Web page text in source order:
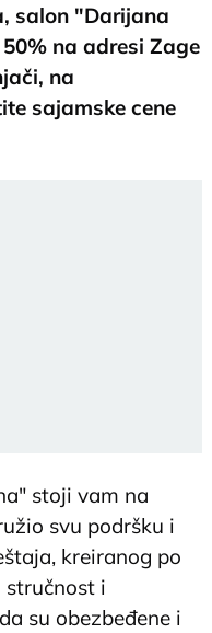
salon "Darijana
na adresi Zage
na
sajamske cene
stoji vam na
svu podršku i
kreiranog po
stručnost i
su obezbeđene i